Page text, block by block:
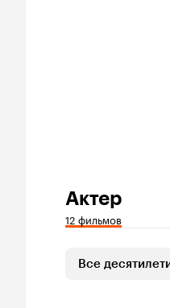
Актер
12 фильмов
Все